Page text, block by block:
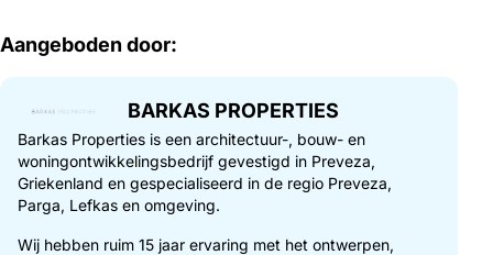
Aangeboden door:
BARKAS PROPERTIES
Barkas Properties is een architectuur-, bouw- en
woningontwikkelingsbedrijf gevestigd in Preveza,
Griekenland en gespecialiseerd in de regio Preveza,
Parga, Lefkas en omgeving.
Wij hebben ruim 15 jaar ervaring met het ontwerpen,